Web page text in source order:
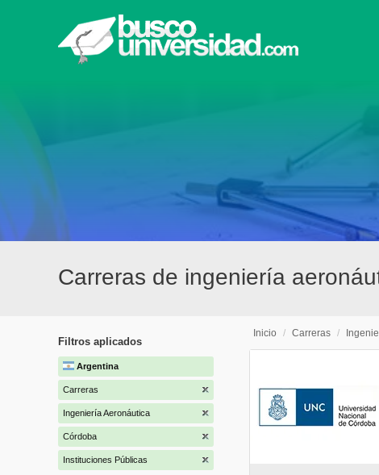
Carreras de ingeniería
Filtros aplicados
Argentina
Carreras
Ingeniería Aeronáutica
Córdoba
Instituciones Públicas
Inicio / Carreras /